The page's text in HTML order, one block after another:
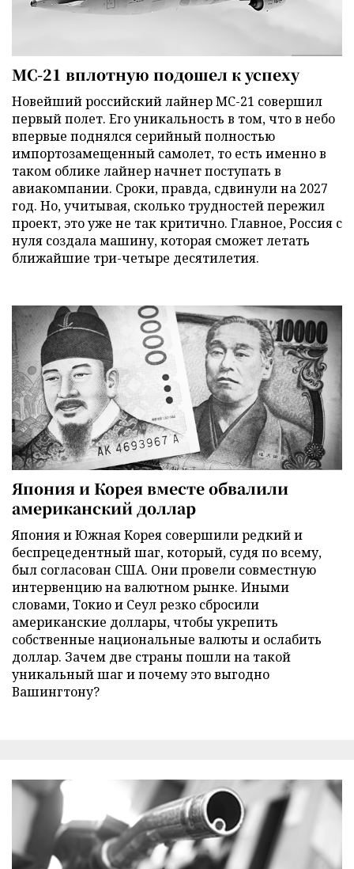
МС-21 вплотную подошел к успеху
Новейший российский лайнер МС-21 совершил
первый полет. Его уникальность в том, что в небо
впервые поднялся серийный полностью
импортозамещенный самолет, то есть именно в
таком облике лайнер начнет поступать в
авиакомпании. Сроки, правда, сдвинули на 2027
год. Но, учитывая, сколько трудностей пережил
проект, это уже не так критично. Главное, Россия с
нуля создала машину, которая сможет летать
ближайшие три-четыре десятилетия.
Япония и Корея вместе обвалили
американский доллар
Япония и Южная Корея совершили редкий и
беспрецедентный шаг, который, судя по всему,
был согласован США. Они провели совместную
интервенцию на валютном рынке. Иными
словами, Токио и Сеул резко сбросили
американские доллары, чтобы укрепить
собственные национальные валюты и ослабить
доллар. Зачем две страны пошли на такой
уникальный шаг и почему это выгодно
Вашингтону?